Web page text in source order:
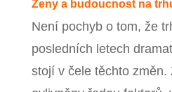
Ženy a budoucnost na
Není pochyb o tom, že
posledních letech
stojí v čele těchto změn.